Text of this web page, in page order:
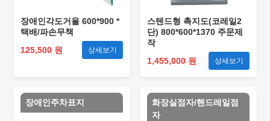
장애인각도거울 600*900 *
택배/파손무책
125,500 원
상세보기
스텐드형 촉지도(코레일2
단) 800*600*1370 주문제
작
1,455,000 원
상세보기
장애인주차표지
화장실점자/핸드레일점
자